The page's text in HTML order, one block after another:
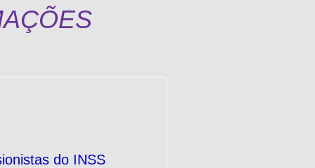
do INSS